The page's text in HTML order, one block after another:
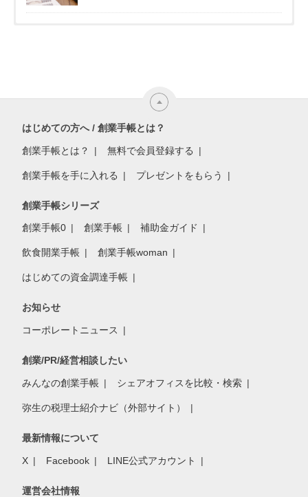
はじめての方へ / 創業手帳とは？
創業手帳とは？ 無料で会員登録する
創業手帳を手に入れる プレゼントをもらう
創業手帳シリーズ
創業手帳0 創業手帳 補助金ガイド
飲食開業手帳 創業手帳woman
はじめての資金調達手帳
お知らせ
コーポレートニュース
創業/PR/経営相談したい
みんなの創業手帳 シェアオフィスを比較・検索
弥生の税理士紹介ナビ（外部サイト）
最新情報について
X Facebook LINE公式アカウント
運営会社情報